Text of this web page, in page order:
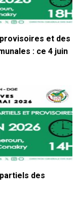
et des
: ce 4 juin
des